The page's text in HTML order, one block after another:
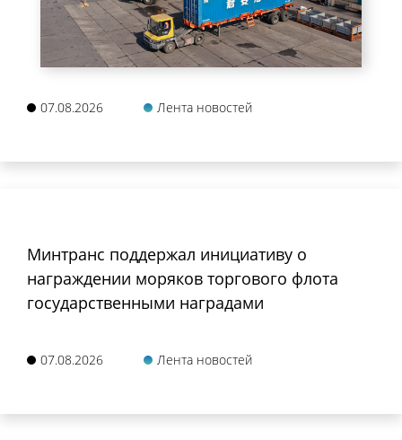
07.08.2026 Лента новостей
Минтранс поддержал инициативу о
награждении моряков торгового флота
государственными наградами
07.08.2026 Лента новостей